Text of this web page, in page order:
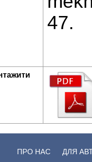
47.
ПРО НАС ДЛЯ